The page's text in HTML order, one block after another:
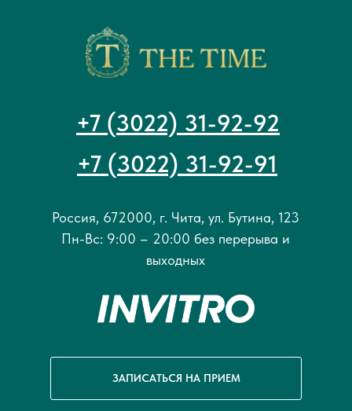
Россия, 672000, г. Чита, ул. Бутина, 123
Пн-Вс: 9:00 – 20:00 без перерыва и
выходных
+7 (3022) 31-92-92
+7 (3022) 31-92-91
ЗАПИСАТЬСЯ НА ПРИЕМ